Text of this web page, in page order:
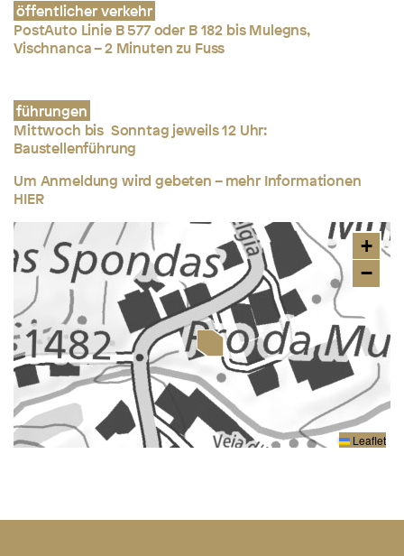
öffentlicher verkehr
PostAuto Linie B 577 oder B 182 bis Mulegns,
Vischnanca – 2 Minuten zu Fuss
führungen
Mittwoch bis Sonntag jeweils 12 Uhr:
Baustellenführung
Um Anmeldung wird gebeten – mehr Informationen
HIER
+
−
Leaflet